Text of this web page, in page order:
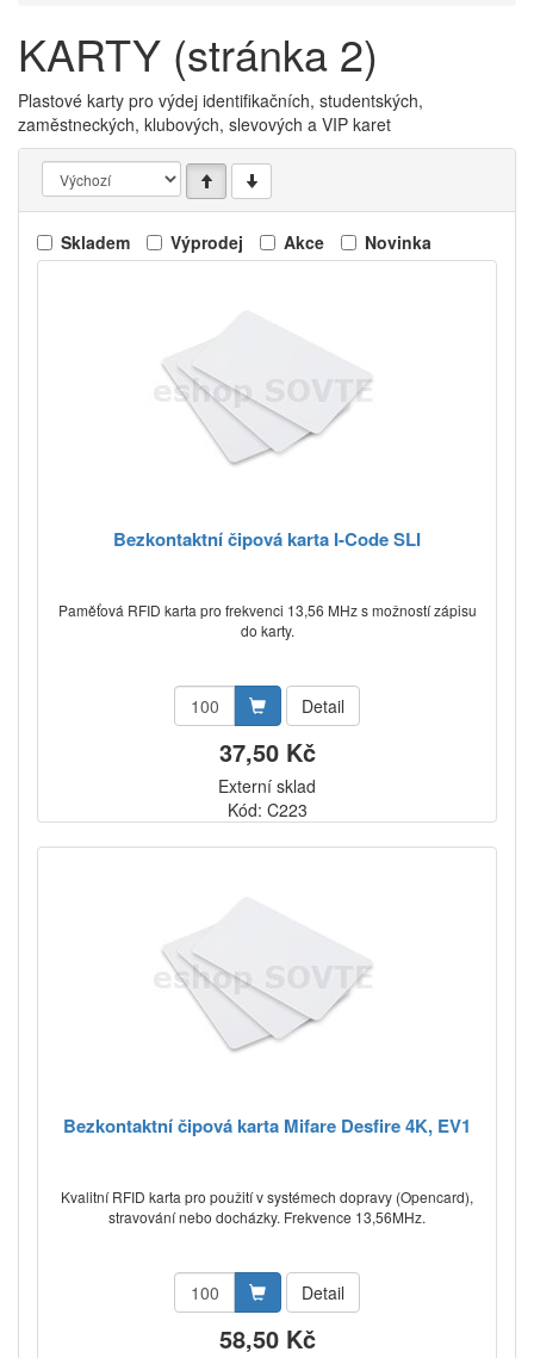
KARTY (stránka 2)
Plastové karty pro výdej identifikačních, studentských,
zaměstneckých, klubových, slevových a VIP karet
Skladem Výprodej Akce Novinka
Bezkontaktní čipová karta I-Code SLI
Paměťová RFID karta pro frekvenci 13,56 MHz s možností zápisu
do karty.
Detail
37,50 Kč
Externí sklad
Kód: C223
Bezkontaktní čipová karta Mifare Desfire 4K, EV1
Kvalitní RFID karta pro použití v systémech dopravy (Opencard),
stravování nebo docházky. Frekvence 13,56MHz.
Detail
58,50 Kč